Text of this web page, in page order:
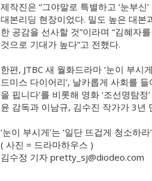
제작진은 “그야말로 특별하고 ‘눈부
대본리딩 현장이었다. 밀도 높은 대
한 공감을 선사할 것”이라며 “김혜자
것으로 기대가 높다”고 전했다.
한편, JTBC 새 월화드라마 ‘눈이 부시
드미스 다이어리’, 날카롭게 사회를
을 핍니다’를 비롯해 영화 ‘조선명탐
윤 감독과 이남규, 김수진 작가가 3년
‘눈이 부시게’는 ‘일단 뜨겁게 청소하
( 사진 = 드라마하우스 )
김수정 기자 pretty_sj@diodeo.com